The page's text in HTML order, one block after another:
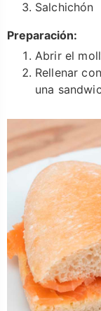
Salchichón
Preparación:
Abrir el
Rellenar
una